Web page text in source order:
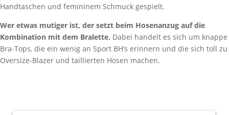
Handtaschen und femininem Schmuck gespielt.
Wer etwas mutiger ist, der setzt beim Hosenanzug auf die
Kombination mit dem Bralette. Dabei handelt es sich um knappe
Bra-Tops, die ein wenig an Sport BH’s erinnern und die sich toll zu
Oversize-Blazer und taillierten Hosen machen.